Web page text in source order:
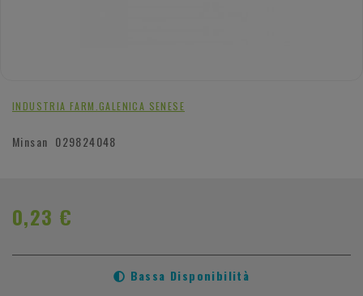
INDUSTRIA FARM.GALENICA SENESE
Minsan 029824048
0,23 €
Bassa Disponibilità